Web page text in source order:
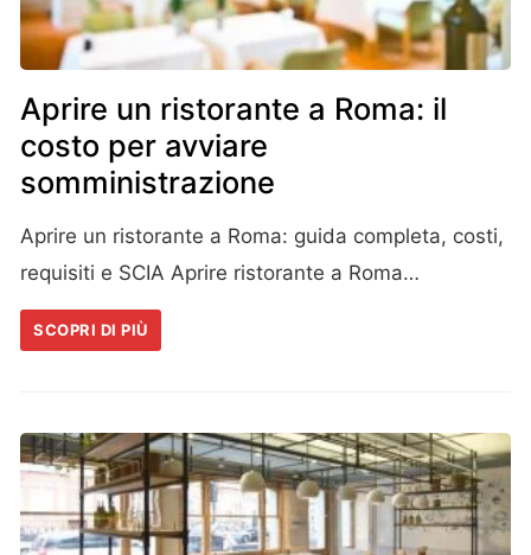
Aprire un ristorante a Roma: il
costo per avviare
somministrazione
Aprire un ristorante a Roma: guida completa, costi,
requisiti e SCIA Aprire ristorante a Roma…
SCOPRI DI PIÙ